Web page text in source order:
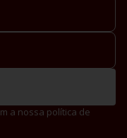
a nossa política de